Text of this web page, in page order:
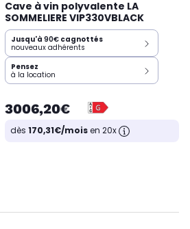
Cave à vin polyvalente LA
SOMMELIERE VIP330VBLACK
Jusqu'à 90€ cagnottés
nouveaux adhérents
Pensez
à la location
3006,20€
dès 170,31€/moisen 20x